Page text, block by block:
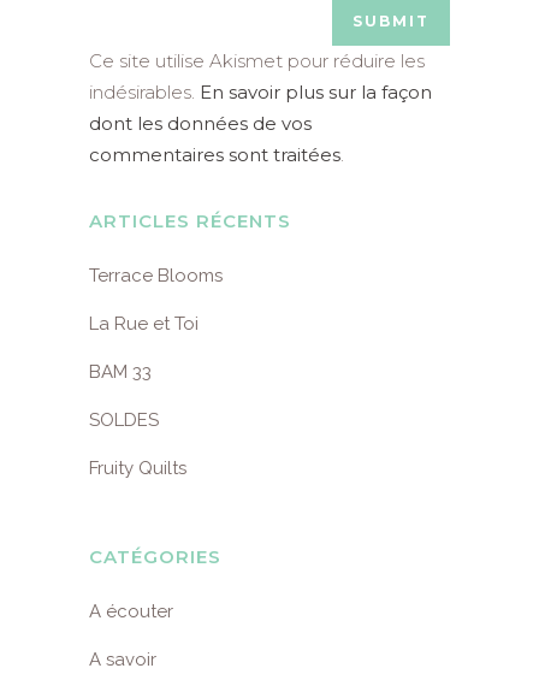
Ce site utilise Akismet pour réduire les
indésirables. En savoir plus sur la façon
dont les données de vos
commentaires sont traitées.
ARTICLES RÉCENTS
Terrace Blooms
La Rue et Toi
BAM 33
SOLDES
Fruity Quilts
CATÉGORIES
A écouter
A savoir